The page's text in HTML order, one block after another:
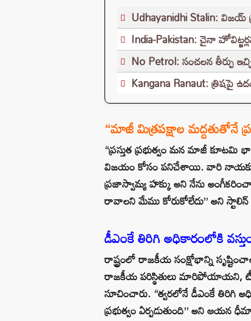
Udhayanidhi Stalin: విజయ్
India-Pakistan: చైనా
No Petrol: సంచలన తీర్పు
Kangana Ranaut: త్రిషపై
“మాజీ మిత్రపక్షాల మద్దతుతోనే
“ప్రస్తుత ప్రభుత్వం మన మాజీ
విజయం కోసం పనిచేశాయి. వారి
ప్రజాస్వామ్య హక్కు అని నేను
రావాలని మేము కోరుకోలేదు” అని స్టాలిన్
డీఎంకే తిరిగి అధికారంలోకి
రాష్ట్రంలో రాజకీయ సంక్షోభాన్ని
రాజకీయ పరిస్థితులు మారిపోయాయని, టీవీకే
సూచించారు. “త్వరలోనే డీఎంకే తిరిగి
ప్రభుత్వం ఏర్పడుతుంది” అని ఆయన